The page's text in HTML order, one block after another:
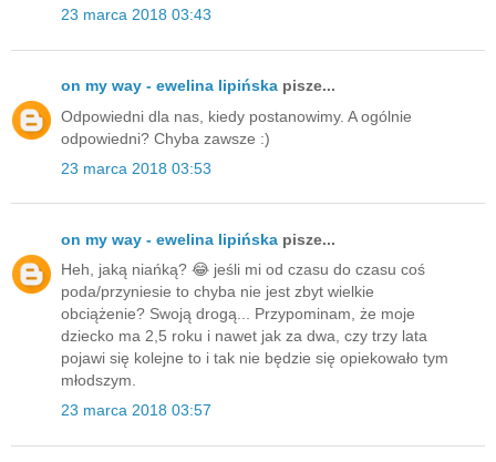
23 marca 2018 03:43
on my way - ewelina lipińska pisze...
Odpowiedni dla nas, kiedy postanowimy. A ogólnie
odpowiedni? Chyba zawsze :)
23 marca 2018 03:53
on my way - ewelina lipińska pisze...
Heh, jaką niańką? 😂 jeśli mi od czasu do czasu coś
poda/przyniesie to chyba nie jest zbyt wielkie
obciążenie? Swoją drogą... Przypominam, że moje
dziecko ma 2,5 roku i nawet jak za dwa, czy trzy lata
pojawi się kolejne to i tak nie będzie się opiekowało tym
młodszym.
23 marca 2018 03:57